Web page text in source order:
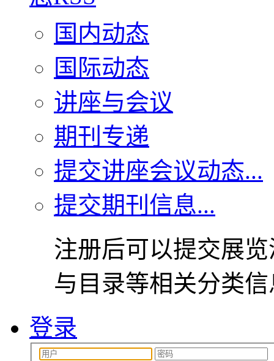
国内动态
国际动态
讲座与会议
期刊专递
提交讲座会议动态...
提交期刊信息...
注册后可以提交展
与目录等相关分类
登录